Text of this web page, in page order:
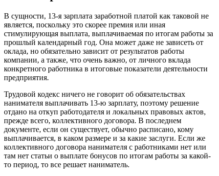
В сущности, 13-я зарплата заработной платой как таковой не
является, поскольку это скорее премия или иная
стимулирующая выплата, выплачиваемая по итогам работы за
прошлый календарный год. Она может даже не зависеть от
оклада, но обязательно зависит от результатов работы
компании, а также, что очень важно, от личного вклада
конкретного работника в итоговые показатели деятельности
предприятия.
Трудовой кодекс ничего не говорит об обязательствах
нанимателя выплачивать 13-ю зарплату, поэтому решение
отдано на откуп работодателя и локальных правовых актов,
прежде всего, коллективного договора. В последнем
документе, если он существует, обычно расписано, кому
выплачивается, в каком размере и за какие заслуги. Если же
коллективного договора нанимателя с работниками нет или
там нет статьи о выплате бонусов по итогам работы за какой-
то период, то все решает наниматель.